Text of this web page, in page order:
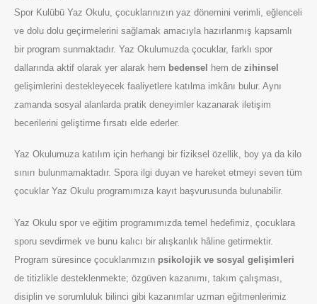
Spor Kulübü Yaz Okulu, çocuklarınızın yaz dönemini verimli, eğlenceli
ve dolu dolu geçirmelerini sağlamak amacıyla hazırlanmış kapsamlı
bir program sunmaktadır. Yaz Okulumuzda çocuklar, farklı spor
dallarında aktif olarak yer alarak hem bedensel hem de zihinsel
gelişimlerini destekleyecek faaliyetlere katılma imkânı bulur. Aynı
zamanda sosyal alanlarda pratik deneyimler kazanarak iletişim
becerilerini geliştirme fırsatı elde ederler.
Yaz Okulumuza katılım için herhangi bir fiziksel özellik, boy ya da kilo
sınırı bulunmamaktadır. Spora ilgi duyan ve hareket etmeyi seven tüm
çocuklar Yaz Okulu programımıza kayıt başvurusunda bulunabilir.
Yaz Okulu spor ve eğitim programımızda temel hedefimiz, çocuklara
sporu sevdirmek ve bunu kalıcı bir alışkanlık hâline getirmektir.
Program süresince çocuklarımızın psikolojik ve sosyal gelişimleri
de titizlikle desteklenmekte; özgüven kazanımı, takım çalışması,
disiplin ve sorumluluk bilinci gibi kazanımlar uzman eğitmenlerimiz